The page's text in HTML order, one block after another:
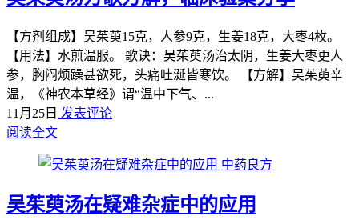
【方剂组成】吴茱萸15克，人参9克，生姜18克，大枣4枚。
【用法】水煎温服。 歌诀：吴茱萸汤治太阴，生姜大枣更人
参，胸闷烦躁甚欲死，头痛吐涎皆寒饮。 【方解】吴茱萸辛
温，《神农本草经》谓“温中下气、...
11月25日 发表评论
阅读全文
中药良方
吴茱萸汤在疑难杂症中的应用